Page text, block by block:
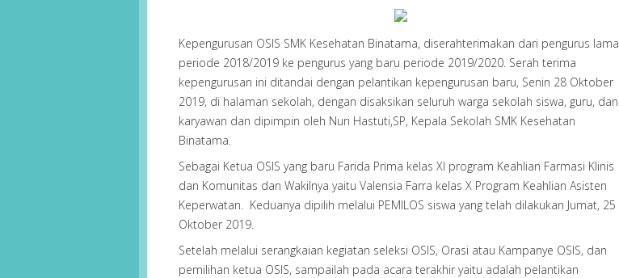
Kepengurusan OSIS SMK Kesehatan Binatama, diserahterimakan dari pengurus lama
periode 2018/2019 ke pengurus yang baru periode 2019/2020. Serah terima
kepengurusan ini ditandai dengan pelantikan kepengurusan baru, Senin 28 Oktober
2019, di halaman sekolah, dengan disaksikan seluruh warga sekolah siswa, guru, dan
karyawan dan dipimpin oleh Nuri Hastuti,SP, Kepala Sekolah SMK Kesehatan
Binatama.
Sebagai Ketua OSIS yang baru Farida Prima kelas XI program Keahlian Farmasi Klinis
dan Komunitas dan Wakilnya yaitu Valensia Farra kelas X Program Keahlian Asisten
Keperwatan. Keduanya dipilih melalui PEMILOS siswa yang telah dilakukan Jumat, 25
Oktober 2019.
Setelah melalui serangkaian kegiatan seleksi OSIS, Orasi atau Kampanye OSIS, dan
pemilihan ketua OSIS, sampailah pada acara terakhir yaitu adalah pelantikan